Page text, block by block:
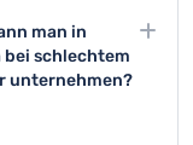
rund um den
veranstalten
kulturelle
wie
und
man in
bei schlechtem
unternehmen?